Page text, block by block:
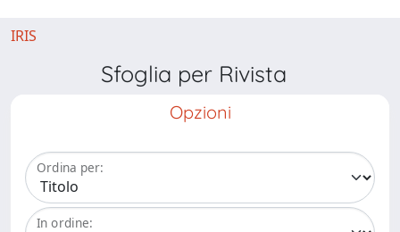
IRIS
Sfoglia per Rivista
Opzioni
Ordina per:
In ordine: